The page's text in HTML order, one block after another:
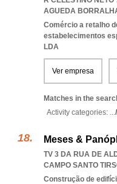
AGUEDA
Comércio a retalho
estabelecimentos
LDA
Ver empresa
Matches in the
Activity categories: ...
Meses &
TV 3 DA RUA DE
CAMPO SANTO
Construção de